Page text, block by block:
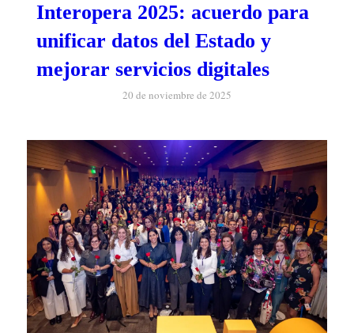
Interopera 2025: acuerdo para
unificar datos del Estado y
mejorar servicios digitales
20 de noviembre de 2025